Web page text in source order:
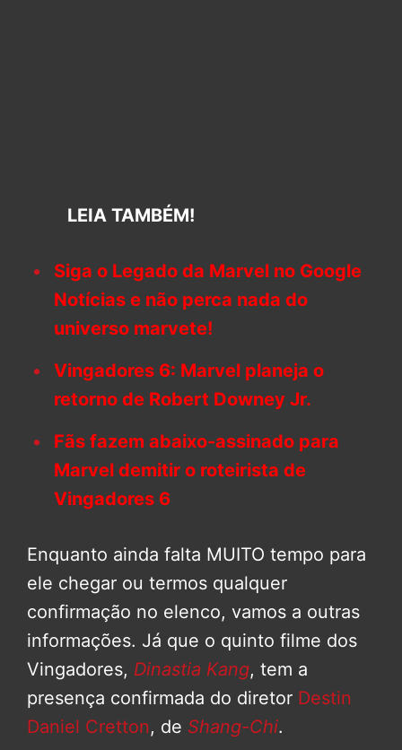
LEIA TAMBÉM!
Siga o Legado da Marvel no Google
Notícias e não perca nada do
universo marvete!
Vingadores 6: Marvel planeja o
retorno de Robert Downey Jr.
Fãs fazem abaixo-assinado para
Marvel demitir o roteirista de
Vingadores 6
Enquanto ainda falta MUITO tempo para
ele chegar ou termos qualquer
confirmação no elenco, vamos a outras
informações. Já que o quinto filme dos
Vingadores, Dinastia Kang, tem a
presença confirmada do diretor Destin
Daniel Cretton, de Shang-Chi.